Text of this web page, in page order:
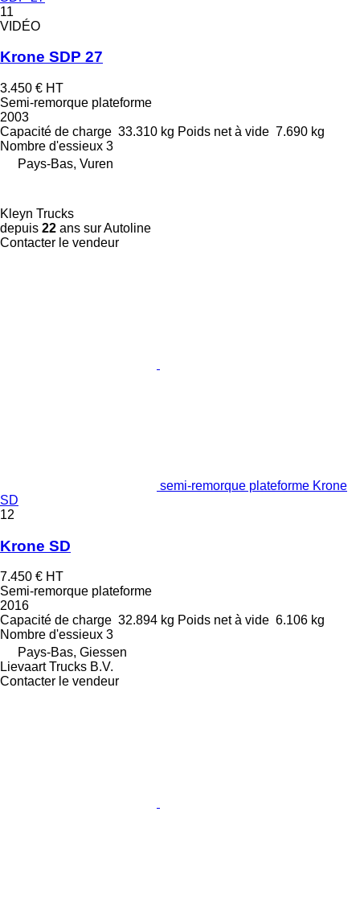
11
VIDÉO
Krone SDP 27
3.450 € HT
Semi-remorque plateforme
2003
Capacité de charge 33.310 kg Poids net à vide 7.690 kg
Nombre d'essieux 3
Pays-Bas, Vuren
Kleyn Trucks
depuis 22 ans sur Autoline
Contacter le vendeur
semi-remorque plateforme Krone
SD
12
Krone SD
7.450 € HT
Semi-remorque plateforme
2016
Capacité de charge 32.894 kg Poids net à vide 6.106 kg
Nombre d'essieux 3
Pays-Bas, Giessen
Lievaart Trucks B.V.
Contacter le vendeur